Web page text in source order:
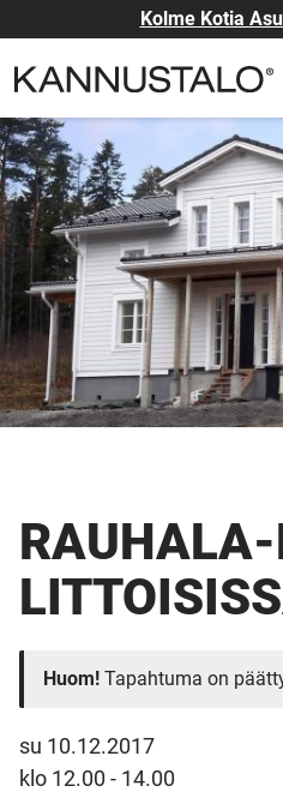
Kolme Kotia
RAUHALA-
Huom! Tapahtuma on
su 10.12.2017
klo 12.00 - 14.00